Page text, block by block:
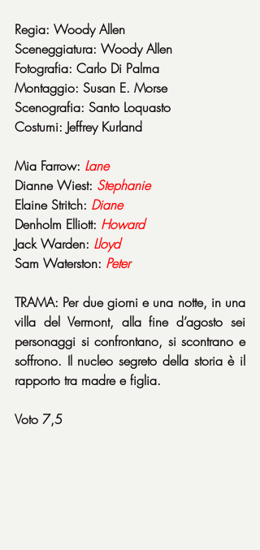
Regia: Woody Allen
Sceneggiatura: Woody Allen
Fotografia: Carlo Di Palma
Montaggio: Susan E. Morse
Scenografia: Santo Loquasto
Costumi: Jeffrey Kurland
Mia Farrow: Lane
Dianne Wiest: Stephanie
Elaine Stritch: Diane
Denholm Elliott: Howard
Jack Warden: Lloyd
Sam Waterston: Peter
TRAMA: Per due giorni e una notte, in una
villa del Vermont, alla fine d’agosto sei
personaggi si confrontano, si scontrano e
soffrono. Il nucleo segreto della storia è il
rapporto tra madre e figlia.
Voto 7,5